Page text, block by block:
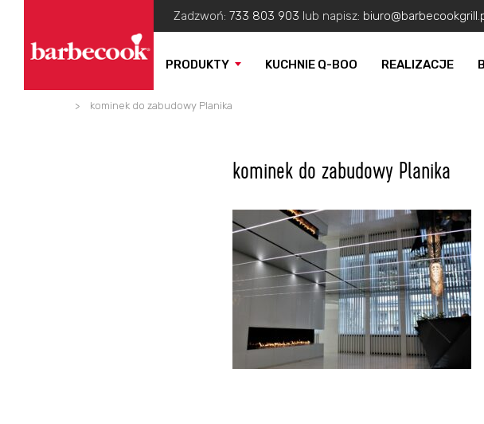
Zadzwoń: 733 803 903 lub napisz:
PRODUKTY KUCHNIE Q-BOO REALIZACJE
> kominek do zabudowy Planika
kominek do zabudowy Planika